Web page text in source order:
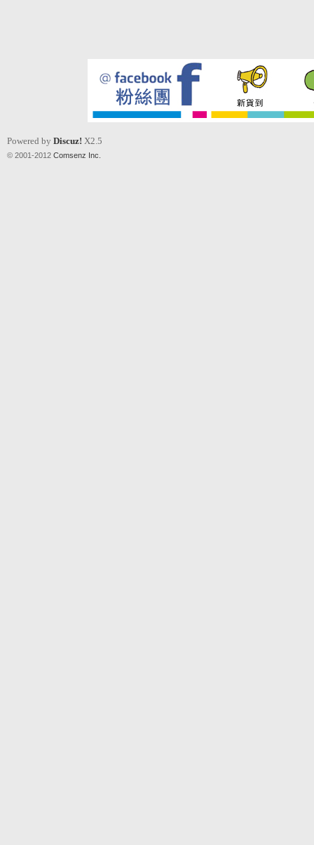
Powered by Discuz! X2.5
© 2001-2012 Comsenz Inc.